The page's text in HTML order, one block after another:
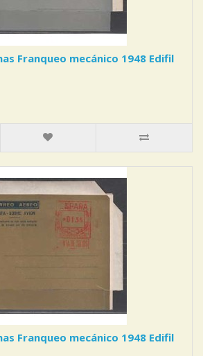
Franqueo mecánico 1948 Edifil
Franqueo mecánico 1948 Edifil